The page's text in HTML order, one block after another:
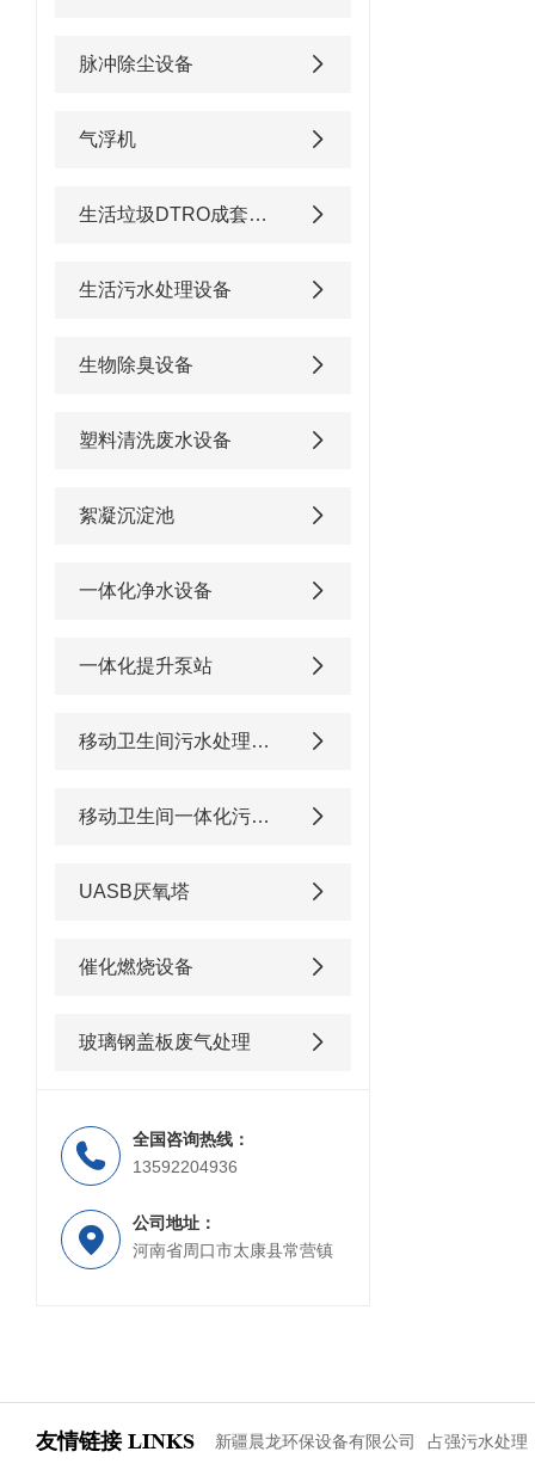
脉冲除尘设备
气浮机
生活垃圾DTRO成套渗滤液处理设备
生活污水处理设备
生物除臭设备
塑料清洗废水设备
絮凝沉淀池
一体化净水设备
一体化提升泵站
移动卫生间污水处理设备
移动卫生间一体化污水处理设备
UASB厌氧塔
催化燃烧设备
玻璃钢盖板废气处理
全国咨询热线：
13592204936
公司地址：
河南省周口市太康县常营镇
友情链接 LINKS 新疆晨龙环保设备有限公司 占强污水处理